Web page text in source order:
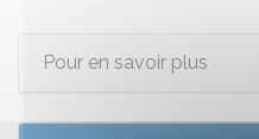
Pour en savoir plus